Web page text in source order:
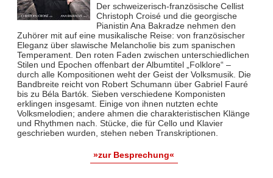
Der schweizerisch-französische Cellist
Christoph Croisé und die georgische
Pianistin Ana Bakradze nehmen den
Zuhörer mit auf eine musikalische Reise: von französischer
Eleganz über slawische Melancholie bis zum spanischen
Temperament. Den roten Faden zwischen unterschiedlichen
Stilen und Epochen offenbart der Albumtitel „Folklore“ –
durch alle Kompositionen weht der Geist der Volksmusik. Die
Bandbreite reicht von Robert Schumann über Gabriel Fauré
bis zu Béla Bartók. Sieben verschiedene Komponisten
erklingen insgesamt. Einige von ihnen nutzten echte
Volksmelodien; andere ahmen die charakteristischen Klänge
und Rhythmen nach. Stücke, die für Cello und Klavier
geschrieben wurden, stehen neben Transkriptionen.
»zur Besprechung«